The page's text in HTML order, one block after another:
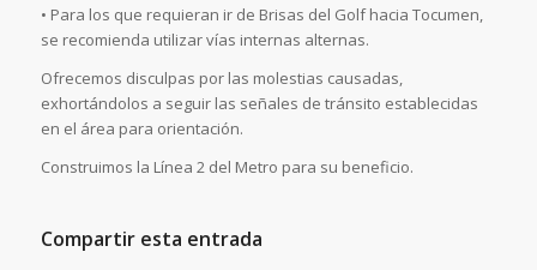
• Para los que requieran ir de Brisas del Golf hacia Tocumen,
se recomienda utilizar vías internas alternas.
Ofrecemos disculpas por las molestias causadas,
exhortándolos a seguir las señales de tránsito establecidas
en el área para orientación.
Construimos la Línea 2 del Metro para su beneficio.
Compartir esta entrada